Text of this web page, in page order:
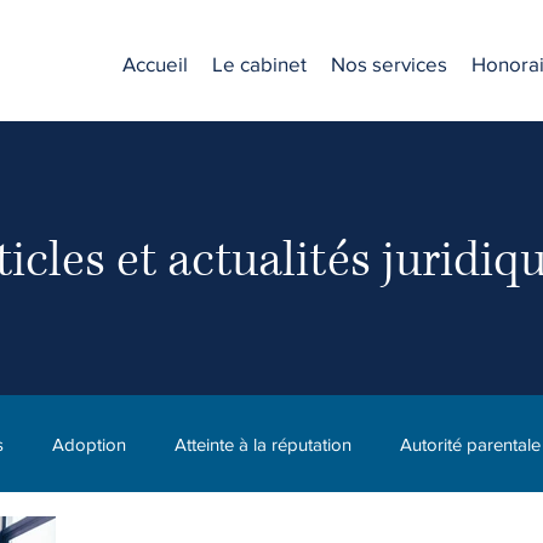
Accueil Le cabinet Nos services
et actualités
Adoption Atteinte à la réputation Autorité parentale